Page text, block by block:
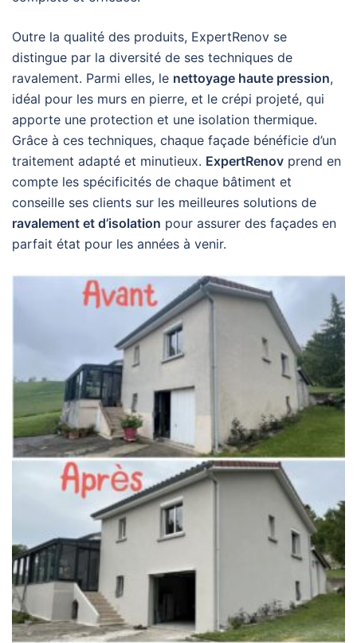
Outre la qualité des produits, ExpertRenov se
distingue par la diversité de ses techniques de
ravalement. Parmi elles, le nettoyage haute pression,
idéal pour les murs en pierre, et le crépi projeté, qui
apporte une protection et une isolation thermique.
Grâce à ces techniques, chaque façade bénéficie d’un
traitement adapté et minutieux. ExpertRenov prend en
compte les spécificités de chaque bâtiment et
conseille ses clients sur les meilleures solutions de
ravalement et d’isolation pour assurer des façades en
parfait état pour les années à venir.